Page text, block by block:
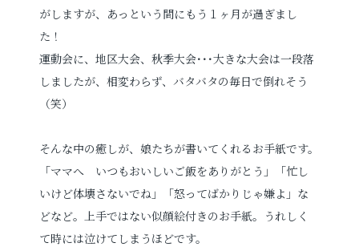
見学予約
撮影予約
お問い合わせ
がしますが、あっという間にもう１ヶ月が過ぎまし
た！
運動会に、地区大会、秋季大会･･･大きな大会は一段落
しましたが、相変わらず、バタバタの毎日で倒れそう
（笑）
そんな中の癒しが、娘たちが書いてくれるお手紙です。
「ママへ いつもおいしいご飯をありがとう」「忙し
いけど体壊さないでね」「怒ってばかりじゃ嫌よ」な
どなど。上手ではない似顔絵付きのお手紙。うれしく
て時には泣けてしまうほどです。